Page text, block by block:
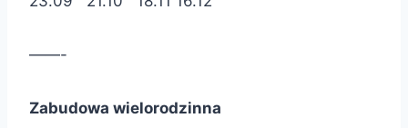
——-
Zabudowa wielorodzinna